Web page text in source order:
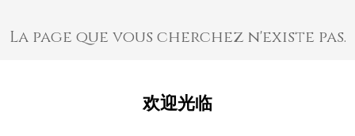
La page que vous cherchez n'existe pas.
欢迎光临